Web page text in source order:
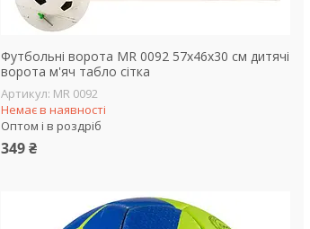
Футбольні ворота MR 0092 57х46х30 см дитячі
ворота м'яч табло сітка
MR 0092
Немає в наявності
Оптом і в роздріб
349 ₴